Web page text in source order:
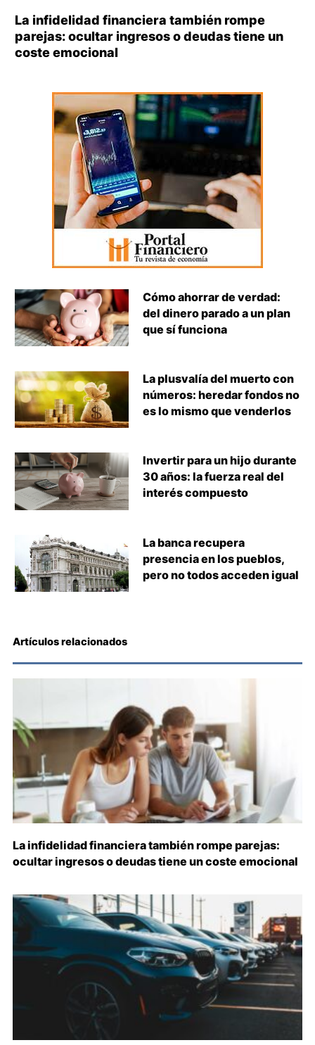
La infidelidad financiera también rompe
parejas: ocultar ingresos o deudas tiene un
coste emocional
Cómo ahorrar de verdad:
del dinero parado a un plan
que sí funciona
La plusvalía del muerto con
números: heredar fondos no
es lo mismo que venderlos
Invertir para un hijo durante
30 años: la fuerza real del
interés compuesto
La banca recupera
presencia en los pueblos,
pero no todos acceden igual
Artículos relacionados
La infidelidad financiera también rompe parejas:
ocultar ingresos o deudas tiene un coste emocional